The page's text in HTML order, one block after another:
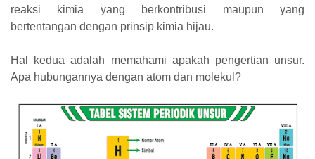
reaksi kimia yang berkontribusi maupun yang
bertentangan dengan prinsip kimia hijau.
Hal kedua adalah memahami apakah pengertian unsur.
Apa hubungannya dengan atom dan molekul?